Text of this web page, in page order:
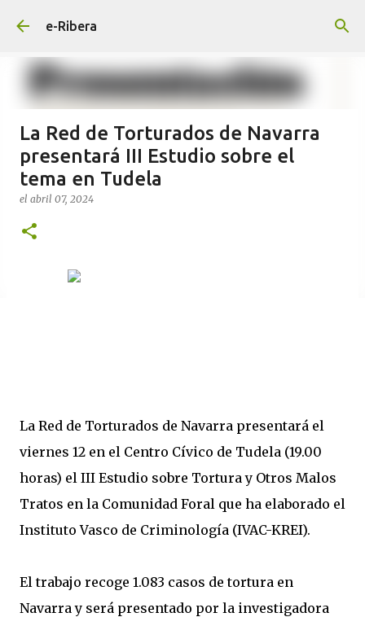
e-Ribera
La Red de Torturados de Navarra
presentará III Estudio sobre el
tema en Tudela
el abril 07, 2024
La Red de Torturados de Navarra presentará el
viernes 12 en el Centro Cívico de Tudela (19.00
horas) el III Estudio sobre Tortura y Otros Malos
Tratos en la Comunidad Foral que ha elaborado el
Instituto Vasco de Criminología (IVAC-KREI).
El trabajo recoge 1.083 casos de tortura en
Navarra y será presentado por la investigadora